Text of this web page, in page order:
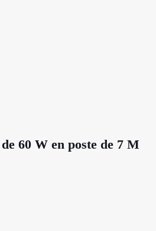
60 W en poste de 7 M